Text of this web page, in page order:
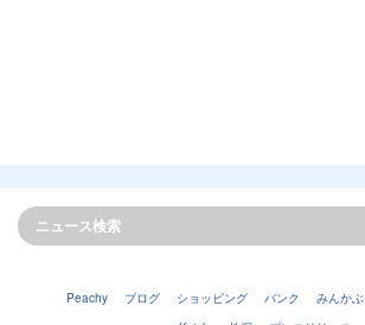
Peachy ブログ ショッピング バンク みんかぶ